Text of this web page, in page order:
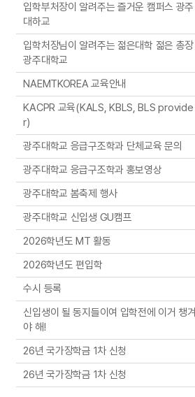
입학부처장이 알려주는 즐거운 캠퍼스 광주
대하교
입학처장님이 알려주는 젊은대학 젊은 총장
광주대학교
NAEMTKOREA 교육안내
KACPR 교육(KALS, KBLS, BLS provide
r)
광주대학교 응급구조학과 단체교육 문의
광주대학교 응급구조학과 홍보영상
광주대학교 봄축제 행사
광주대학교 신입생 GU캠프
2026학년도 MT 활동
2026학년도 편입학
수시 등록
신입생이 될 동지들이여 입학전에 이거 챙겨
야 해!
26년 국가장학금 1차 신청
26년 국가장학금 1차 신청